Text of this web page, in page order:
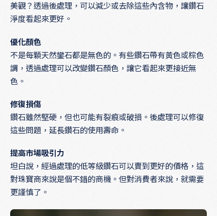
美觀？透過後處理，可以減少或去除這些內含物，讓鑽石
淨度看起來更好。
優化顏色
不是每顆天然鑾石都是無色的。有些鑽石帶有黃色或棕色
調，透過處理可以改變鑽石顏色，讓它看起來更接近無
色。
修復損傷
鑽石雖然堅硬，但也可能有裂痕或破損。後處理可以修復
這些問題，延長鑽石的使用壽命。
提高市場吸引力
坦白說，經過處理的低等級鑽石可以賣到更好的價格，這
對珠寶商來說是個不錯的商機。但對消費者來說，就需要
更謹慎了。